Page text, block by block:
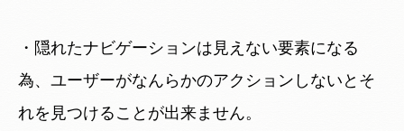
・隠れたナビゲーションは見えない要素になる
為、ユーザーがなんらかのアクションしないとそ
れを見つけることが出来ません。